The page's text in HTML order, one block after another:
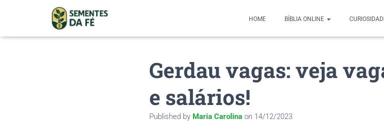
HOME BÍBLIA ONLINE
Gerdau vagas: veja
e salários!
Published by Maria Carolina on 14/12/2023